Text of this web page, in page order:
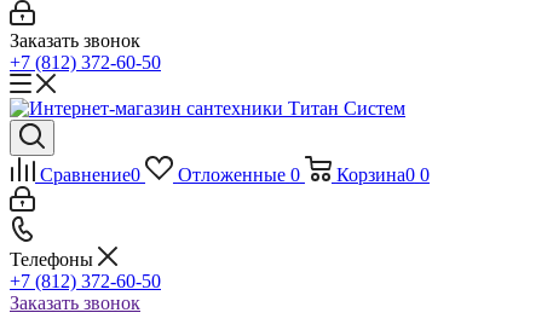
Заказать звонок
+7 (812) 372-60-50
Сравнение0 Отложенные 0 Корзина0 0
Телефоны
+7 (812) 372-60-50
Заказать звонок